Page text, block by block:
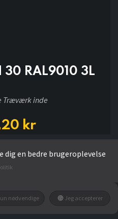
30 RAL9010 3L
Træværk inde
kr
I KURV
dig en bedre brugeroplevelse
nødvendige Jeg accepterer